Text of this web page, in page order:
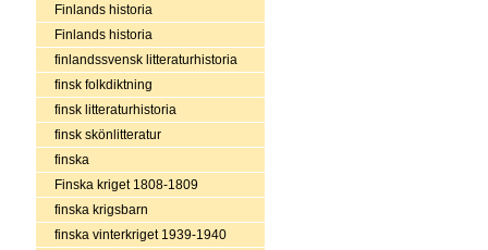
Finlands historia
Finlands historia
finlandssvensk litteraturhistoria
finsk folkdiktning
finsk litteraturhistoria
finsk skönlitteratur
finska
Finska kriget 1808-1809
finska krigsbarn
finska vinterkriget 1939-1940